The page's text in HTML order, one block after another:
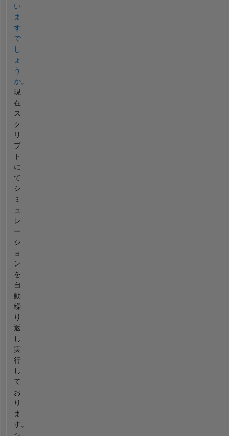
い
ま
す
で
し
ょ
う
か。
現
在
ス
ク
リ
プ
ト
に
て
シ
ミ
ュ
レ
ー
シ
ョ
ン
を
自
動
繰
り
返
し
実
行
し
て
お
り
ま
す。